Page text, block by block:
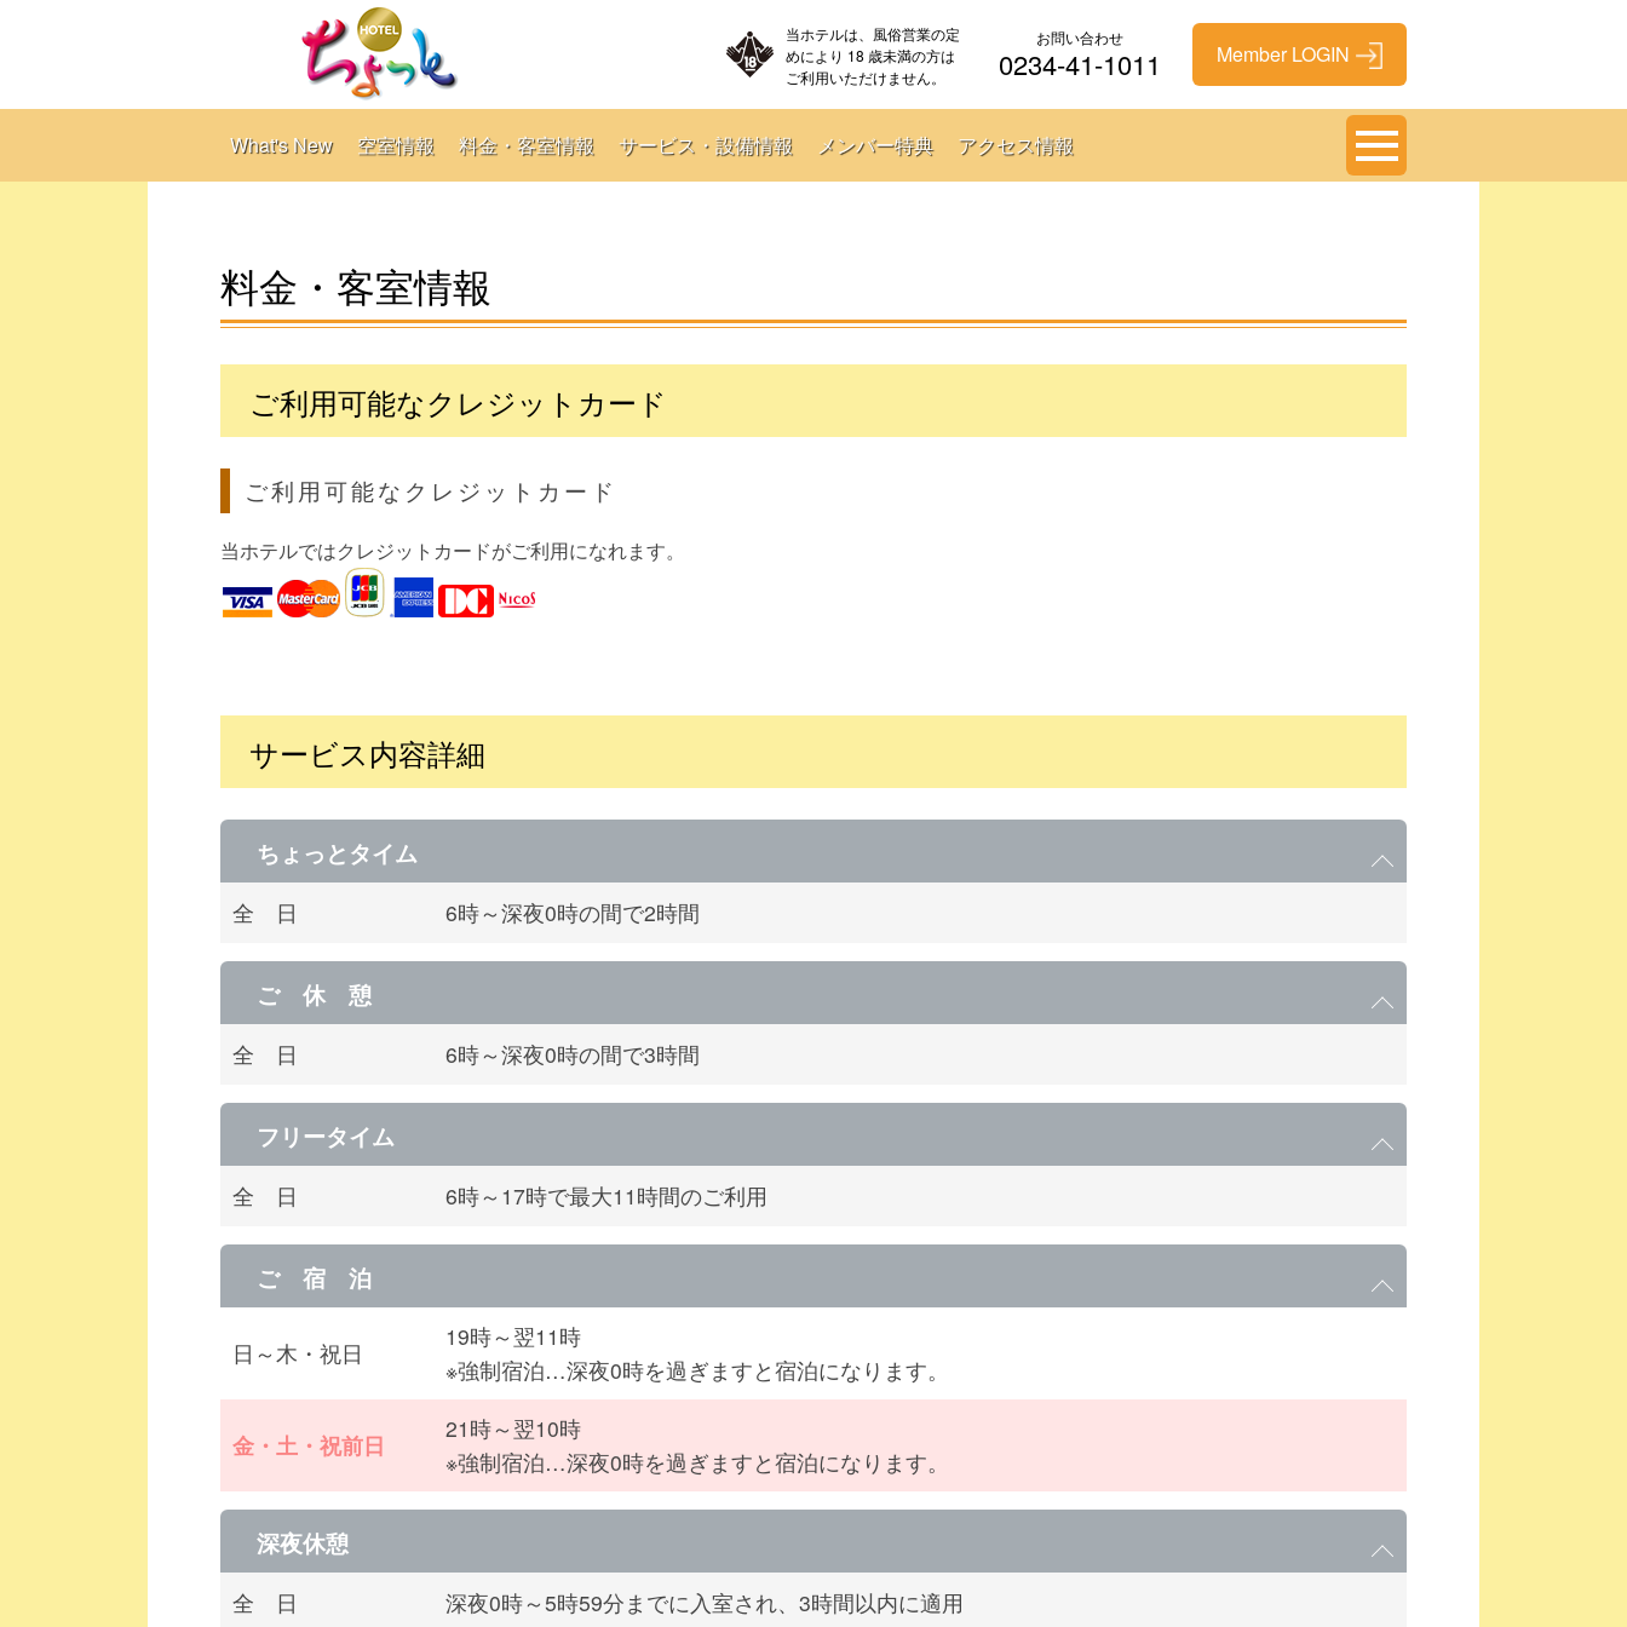
当ホテルは、風俗営業の定
めにより 18 歳未満の方は
ご利用いただけません。
お問い合わせ
0234-41-1011
What's New 空室情報 料金・客室情報 サービス・設備情報 メンバー特典 アクセス情報
料金・客室情報
ご利用可能なクレジットカード
ご利用可能なクレジットカード
当ホテルではクレジットカードがご利用になれます。
サービス内容詳細
ちょっとタイム
全 日 6時～深夜0時の間で2時間
ご 休 憩
全 日 6時～深夜0時の間で3時間
フリータイム
全 日 6時～17時で最大11時間のご利用
ご 宿 泊
日～木・祝日
19時～翌11時
※強制宿泊…深夜0時を過ぎますと宿泊になります。
金・土・祝前日
21時～翌10時
※強制宿泊…深夜0時を過ぎますと宿泊になります。
深夜休憩
全 日 深夜0時～5時59分までに入室され、3時間以内に適用